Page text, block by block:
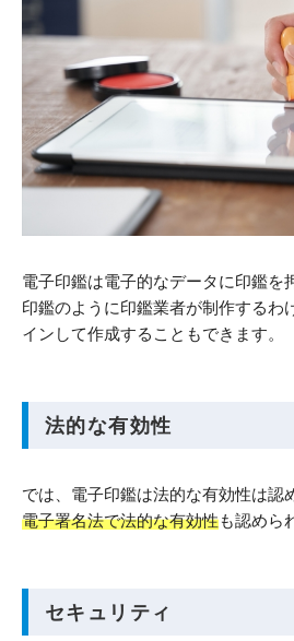
電子印鑑は電子的なデータに印鑑を
印鑑のように印鑑業者が制作するわ
インして作成することもできます。
法的な有効性
では、電子印鑑は法的な有効性は認
電子署名法で法的な有効性も認めら
セキュリティ